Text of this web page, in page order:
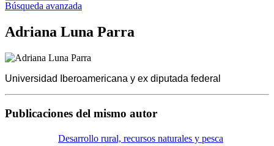
Búsqueda avanzada
Adriana Luna Parra
Universidad Iberoamericana y ex diputada federal
Publicaciones del mismo autor
Desarrollo rural, recursos naturales y pesca